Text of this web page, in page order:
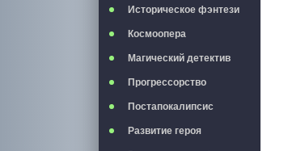
Историческое фэнтези
Космоопера
Магический детектив
Прогрессорство
Постапокалипсис
Развитие героя